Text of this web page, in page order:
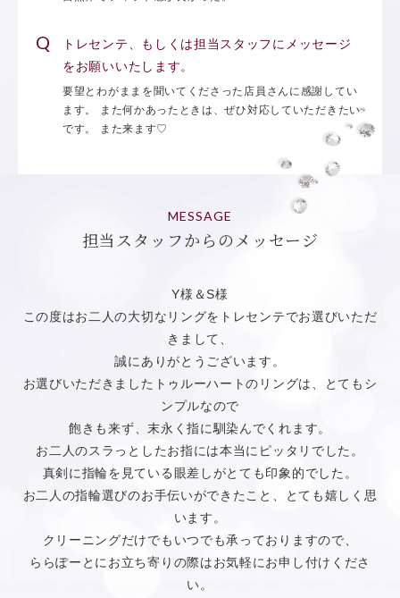
トレセンテ、もしくは担当スタッフにメッセージ
をお願いいたします。
要望とわがままを聞いてくださった店員さんに感謝してい
ます。 また何かあったときは、ぜひ対応していただきたい
です。 また来ます♡
MESSAGE
担当スタッフからのメッセージ
Y様＆S様
この度はお二人の大切なリングをトレセンテでお選びいただ
きまして、
誠にありがとうございます。
お選びいただきましたトゥルーハートのリングは、とてもシ
ンプルなので
飽きも来ず、末永く指に馴染んでくれます。
お二人のスラっとしたお指には本当にピッタリでした。
真剣に指輪を見ている眼差しがとても印象的でした。
お二人の指輪選びのお手伝いができたこと、とても嬉しく思
います。
クリーニングだけでもいつでも承っておりますので、
ららぽーとにお立ち寄りの際はお気軽にお申し付けくださ
い。